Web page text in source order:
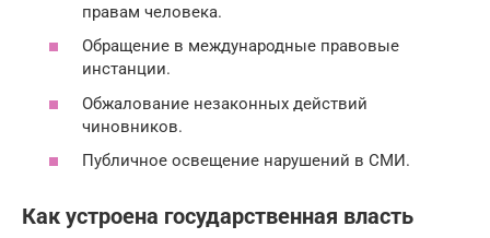
правам человека.
Обращение в международные правовые
инстанции.
Обжалование незаконных действий
чиновников.
Публичное освещение нарушений в СМИ.
Как устроена государственная власть